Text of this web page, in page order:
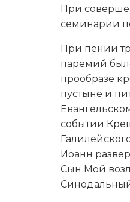
При
семинарии
При пении
паремий
прообразе
пустыне и
событии
Иоанн
Сын Мой